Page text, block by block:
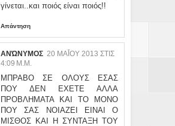
γίνεται..και ποιός είναι ποιός!!
Απάντηση
ΑΝΏΝΥΜΟΣ 20 ΜΑΪ́ΟΥ 2013 ΣΤΙΣ 4:
09 Μ.Μ.
ΜΠΡΑΒΟ ΣΕ ΟΛΟΥΣ ΕΣΑΣ
ΠΟΥ ΔΕΝ ΕΧΕΤΕ ΑΛΛΑ
ΠΡΟΒΛΗΜΑΤΑ ΚΑΙ ΤΟ ΜΟΝΟ
ΠΟΥ ΣΑΣ ΝΟΙΑΖΕΙ ΕΙΝΑΙ Ο
ΜΙΣΘΟΣ ΚΑΙ Η ΣΥΝΤΑΞΗ ΤΟΥ